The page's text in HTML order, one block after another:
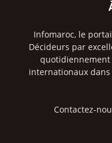
Infomaroc, le
Décideurs par
quotidiennement
internationaux dans
Contactez-